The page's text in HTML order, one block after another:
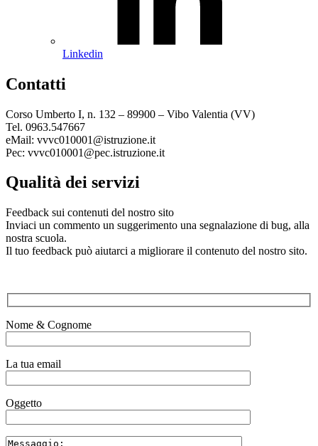
Linkedin
Contatti
Corso Umberto I, n. 132 – 89900 – Vibo Valentia (VV)
Tel. 0963.547667
eMail: vvvc010001@istruzione.it
Pec: vvvc010001@pec.istruzione.it
Qualità dei servizi
Feedback sui contenuti del nostro sito
Inviaci un commento un suggerimento una segnalazione di bug, alla
nostra scuola.
Il tuo feedback può aiutarci a migliorare il contenuto del nostro sito.
Nome & Cognome
La tua email
Oggetto